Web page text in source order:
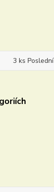
3 ks Poslední